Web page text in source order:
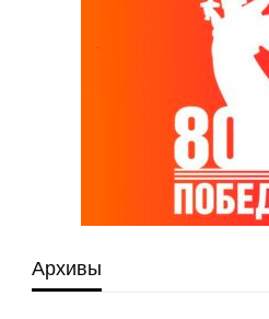
Архивы